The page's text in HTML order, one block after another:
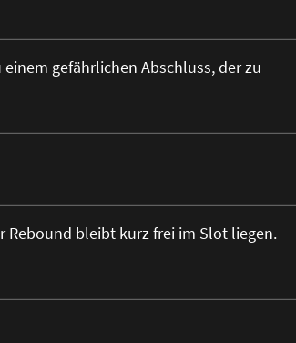
gefährlichen Abschluss, der zu
Rebound bleibt kurz frei im Slot liegen.